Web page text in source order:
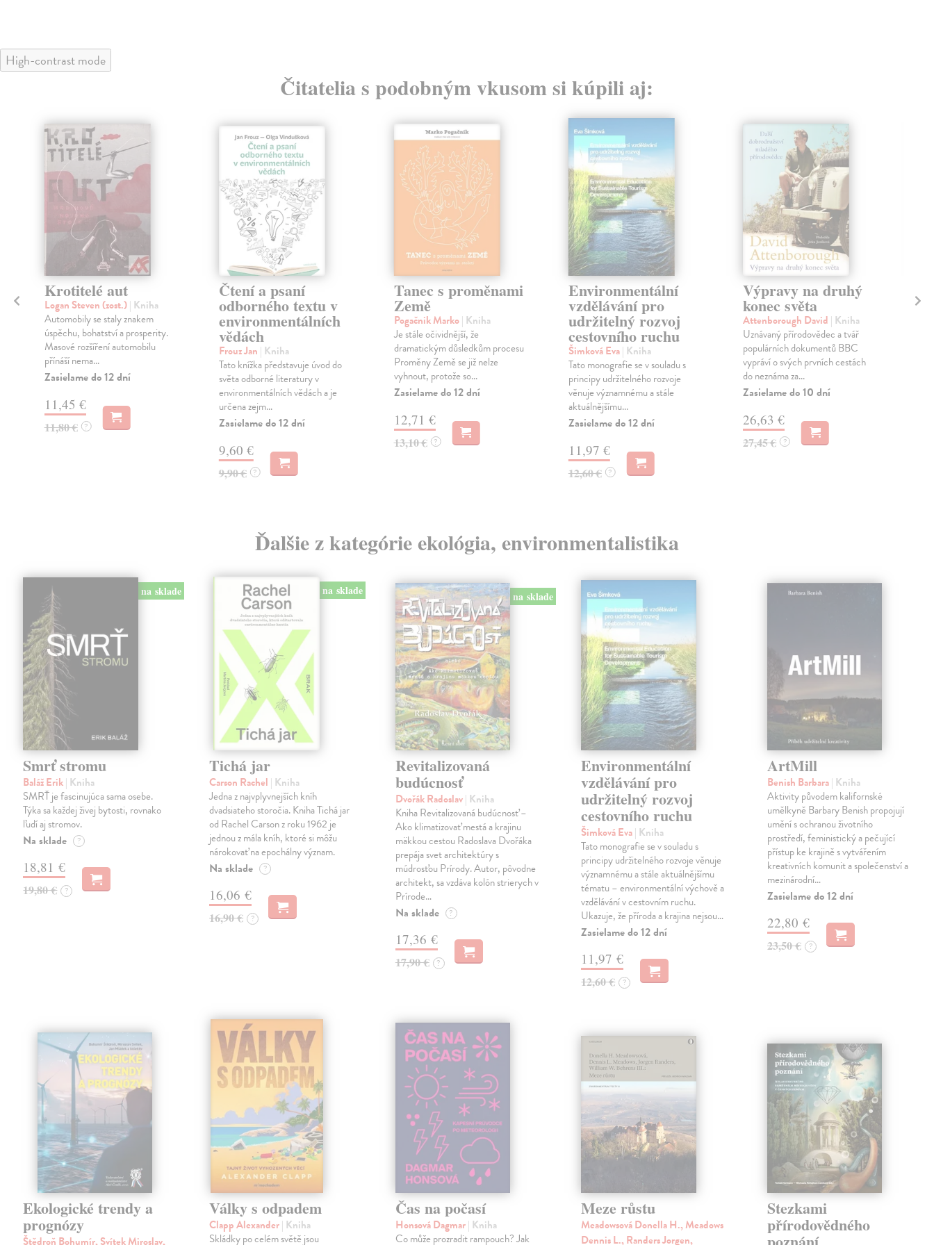
High-contrast mode
Čitatelia s podobným vkusom si kúpili aj:
Krotitelé aut
Logan Steven (zost.)| Kniha
Automobily se staly znakem
úspěchu, bohatství a prosperity.
Masové rozšíření automobilu
přínáší nema...
Zasielame do 12 dní
11,45 €
11,80 € ?
Čtení a psaní
odborného textu v
environmentálních
vědách
Frouz Jan | Kniha
Tato knížka představuje úvod do
světa odborné literatury v
environmentálních vědách a je
určena zejm...
Zasielame do 12 dní
9,60 €
9,90 € ?
Tanec s proměnami
Země
Pogačnik Marko| Kniha
Je stále očividnější, že
dramatickým důsledkům procesu
Proměny Země se již nelze
vyhnout, protože so...
Zasielame do 12 dní
12,71 €
13,10 € ?
Environmentální
vzdělávání pro
udržitelný rozvoj
cestovního ruchu
Šimková Eva| Kniha
Tato monografie se v souladu s
principy udržitelného rozvoje
věnuje významnému a stále
aktuálnějšímu...
Zasielame do 12 dní
11,97 €
12,60 € ?
Výpravy na druhý
konec světa
Attenborough David | Kniha
Uznávaný přírodovědec a tvář
populárních dokumentů BBC
vypráví o svých prvních cestách
do neznáma za...
Zasielame do 10 dní
26,63 €
27,45 € ?
Ďalšie z kategórie ekológia, environmentalistika
na sklade
Smrť stromu
Baláž Erik| Kniha
SMRŤ je fascinujúca sama osebe.
Týka sa každej živej bytosti, rovnako
ľudí aj stromov.
Na sklade ?
18,81 €
19,80 € ?
na sklade
Tichá jar
Carson Rachel | Kniha
Jedna z najvplyvnejších kníh
dvadsiateho storočia. Kniha Tichá jar
od Rachel Carson z roku 1962 je
jednou z mála kníh, ktoré si môžu
nárokovať na epochálny význam.
Na sklade ?
16,06 €
16,90 € ?
na sklade
Revitalizovaná
budúcnosť
Dvořák Radoslav| Kniha
Kniha Revitalizovaná budúcnosť –
Ako klimatizovať mestá a krajinu
mäkkou cestou Radoslava Dvořáka
prepája svet architektúry s
múdrosťou Prírody. Autor, pôvodne
architekt, sa vzdáva kolón strierych v
Prírode…
Na sklade ?
17,36 €
17,90 € ?
Environmentální
vzdělávání pro
udržitelný rozvoj
cestovního ruchu
Šimková Eva| Kniha
Tato monografie se v souladu s
principy udržitelného rozvoje věnuje
významnému a stále aktuálnějšímu
tématu – environmentální výchově a
vzdělávání v cestovním ruchu.
Ukazuje, že příroda a krajina nejsou…
Zasielame do 12 dní
11,97 €
12,60 € ?
ArtMill
Benish Barbara| Kniha
Aktivity původem kalifornské
umělkyně Barbary Benish propojují
umění s ochranou životního
prostředí, feministický a pečující
přístup ke krajině s vytvářením
kreativních komunit a společenství a
mezinárodní…
Zasielame do 12 dní
22,80 €
23,50 € ?
Ekologické trendy a
prognózy
Štědroň Bohumír, Svítek Miroslav,
Války s odpadem
Clapp Alexander| Kniha
Skládky po celém světě jsou
Čas na počasí
Honsová Dagmar| Kniha
Co může prozradit rampouch? Jak
Meze růstu
Meadowsová Donella H., Meadows
Dennis L., Randers Jorgen,
Stezkami
přírodovědného